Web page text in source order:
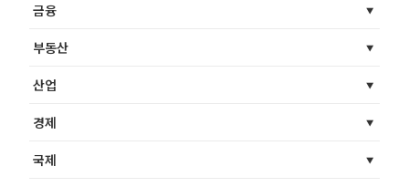
금융
부동산
산업
경제
국제